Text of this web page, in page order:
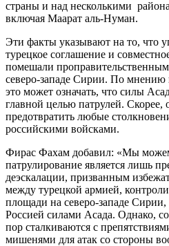
страны и над несколькими
включая Маарат аль-Нуман.
Эти факты указывают на то, что
турецкое соглашение и
помешали
северо-западе Сирии. По мнению
это может означать, что силы
главной целью патрулей.
предотвратить любые
российскими войсками.
Фирас Фахам добавил: «Мы можем
патрулирование является лишь
деэскалации, призванным
между турецкой армией,
площади на северо-западе
Россией силами Асада. Однако,
пор сталкиваются с
мишенями для атак со стороны